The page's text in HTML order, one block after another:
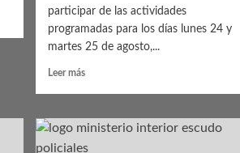
participar de las actividades
programadas para los días lunes 24 y
martes 25 de agosto,...
Leer másLeer
24
y
25